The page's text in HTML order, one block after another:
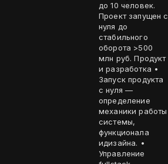
до 10 человек.
Проект запущен с
нуля до
стабильного
оборота >500
млн руб. Продукт
и разработка •
Запуск продукта
с нуля —
определение
механики работы
системы,
функционала
идизайна. •
Управление